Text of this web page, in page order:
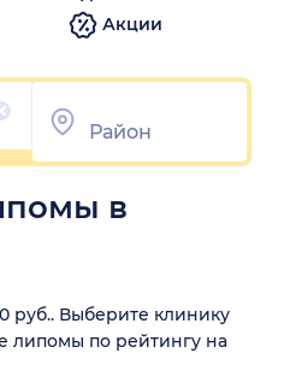
Акции
в
руб.. Выберите клинику
липомы по рейтингу на